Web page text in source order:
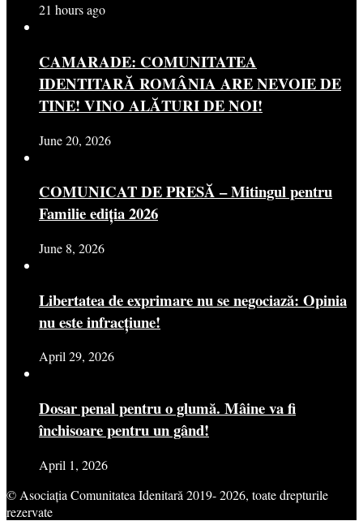
21 hours ago
CAMARADE: COMUNITATEA
IDENTITARĂ ROMÂNIA ARE NEVOIE DE
TINE! VINO ALĂTURI DE NOI!
June 20, 2026
COMUNICAT DE PRESĂ – Mitingul pentru
Familie ediția 2026
June 8, 2026
Libertatea de exprimare nu se negociază: Opinia
nu este infracțiune!
April 29, 2026
Dosar penal pentru o glumă. Mâine va fi
închisoare pentru un gând!
April 1, 2026
© Asociația Comunitatea Idenitară 2019- 2026, toate drepturile
rezervate